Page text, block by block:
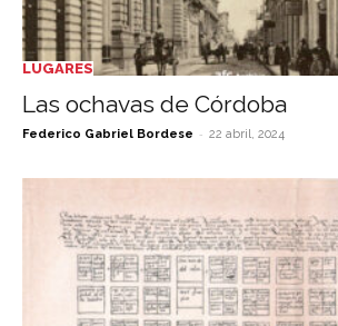
LUGARES
Las ochavas de Córdoba
Federico Gabriel Bordese - 22 abril, 2024